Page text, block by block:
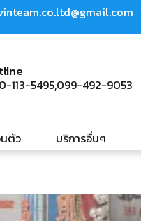
113-5495,099-492-9053
ตัว บริการอื่นๆ